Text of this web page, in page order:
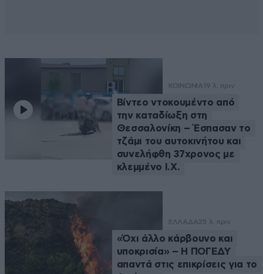
ΚΟΙΝΩΝΙΑ 19 λ. πριν
Βίντεο ντοκουμέντο από
την καταδίωξη στη
Θεσσαλονίκη – Έσπασαν το
τζάμι του αυτοκινήτου και
συνελήφθη 37χρονος με
κλεμμένο Ι.Χ.
ΕΛΛΑΔΑ25 λ. πριν
«Όχι άλλο κάρβουνο και
υποκρισία» – Η ΠΟΓΕΔΥ
απαντά στις επικρίσεις για το